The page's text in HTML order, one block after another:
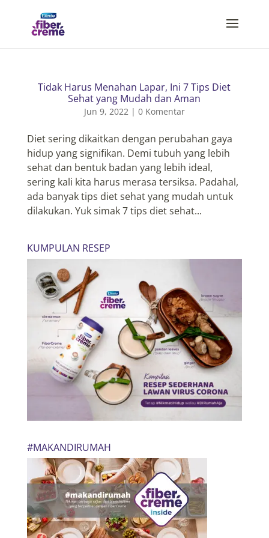
Tidak Harus Menahan Lapar, Ini 7 Tips Diet
Sehat yang Mudah dan Aman
Jun 9, 2022| 0 Komentar
Diet sering dikaitkan dengan perubahan gaya
hidup yang signifikan. Demi tubuh yang lebih
sehat dan bentuk badan yang lebih ideal,
sering kali kita harus merasa tersiksa. Padahal,
ada banyak tips diet sehat yang mudah untuk
dilakukan. Yuk simak 7 tips diet sehat...
KUMPULAN RESEP
#MAKANDIRUMAH